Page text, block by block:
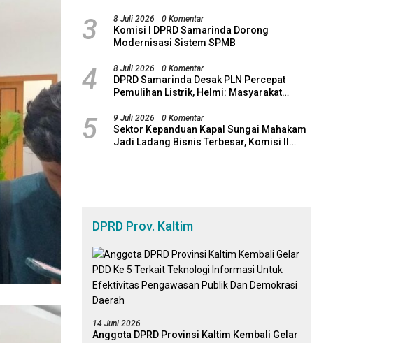
3 8 Juli 2026 0 Komentar
Komisi I DPRD Samarinda Dorong
Modernisasi Sistem SPMB
4 8 Juli 2026 0 Komentar
DPRD Samarinda Desak PLN Percepat
Pemulihan Listrik, Helmi: Masyarakat
5 9 Juli 2026 0 Komentar
Sektor Kepanduan Kapal Sungai Mahakam
Jadi Ladang Bisnis Terbesar, Komisi II
DPRD Prov. Kaltim
14 Juni 2026
Anggota DPRD Provinsi Kaltim Kembali Gelar